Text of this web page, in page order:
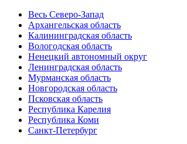
Весь Северо-Запад
Архангельская область
Калининградская область
Вологодская область
Ненецкий автономный округ
Ленинградская область
Мурманская область
Новгородская область
Псковская область
Республика Карелия
Республика Коми
Санкт-Петербург